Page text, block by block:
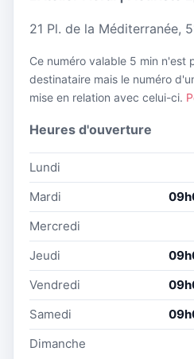
21 Pl. de la Méditerranée,
Ce numéro valable 5 min n'est
destinataire mais le numéro
mise en relation avec celui-ci.
Heures d'ouverture
Lundi
Mardi
Mercredi
Jeudi
Vendredi
Samedi
Dimanche